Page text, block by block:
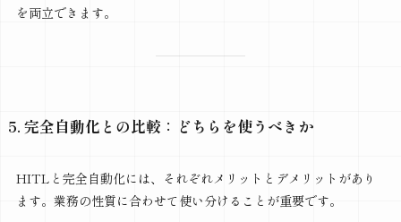
を両立できます。
5. 完全自動化との比較：どちらを使うべきか
HITLと完全自動化には、それぞれメリットとデメリットがあり
ます。業務の性質に合わせて使い分けることが重要です。